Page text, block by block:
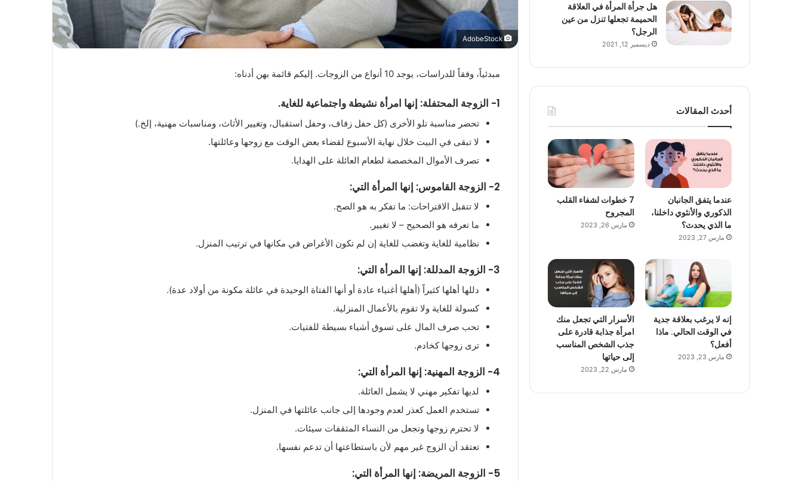
مبدئياً، وفقاً للدراسات، يوجد 10 أنواع من الزوجات. إليكم قائمة بهن أدناه:
1- الزوجة المحتفلة: إنها امرأة نشيطة واجتماعية للغاية.
تحضر مناسبة تلو الأخرى (كل حفل زفاف، وحفل استقبال، وتغيير الأثاث، ومناسبات مهنية، إلخ.)
لا تبقى في البيت خلال نهاية الأسبوع لقضاء بعض الوقت مع زوجها وعائلتها.
تصرف الأموال المخصصة لطعام العائلة على الهدايا.
2- الزوجة القاموس: إنها المرأة التي:
لا تتقبل الاقتراحات: ما تفكر به هو الصح.
ما تعرفه هو الصحيح – لا تغيير.
نظامية للغاية وتغضب للغاية إن لم تكون الأغراض في مكانها في ترتيب المنزل.
3- الزوجة المدللة: إنها المرأة التي:
دللها أهلها كثيراً (أهلها أغنياء عادة أو أنها الفتاة الوحيدة في عائلة مكونة من أولاد عدة).
كسولة للغاية ولا تقوم بالأعمال المنزلية.
تحب صرف المال على تسوق أشياء بسيطة للفتيات.
ترى زوجها كخادم.
4- الزوجة المهنية: إنها المرأة التي:
لديها تفكير مهني لا يشمل العائلة.
تستخدم العمل كعذر لعدم وجودها إلى جانب عائلتها في المنزل.
لا تحترم زوجها وتجعل من النساء المثقفات سيئات.
تعتقد أن الزوج غير مهم لأن باستطاعتها أن تدعم نفسها.
5- الزوجة المريضة: إنها المرأة التي:
هل جرأة المرأة في العلاقة
الحميمة تجعلها تنزل من عين
الرجل؟
ديسمبر 12, 2021
أحدث المقالات
عندما يتفق الجانبان
الذكوري والأنثوي داخلنا،
ما الذي يحدث؟
مارس 27, 2023
7 خطوات لشفاء القلب
المجروح
مارس 26, 2023
إنه لا يرغب بعلاقة جدية
في الوقت الحالي. ماذا
أفعل؟
مارس 23, 2023
الأسرار التي تجعل منك
امرأة جذابة قادرة على
جذب الشخص المناسب
إلى حياتها
مارس 22, 2023